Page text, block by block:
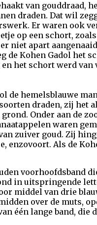
van
draden. Dat wil
Er waren ook
op een schort,
niet apart
de Kohen Gadol het
het schort werd
de hemelsblauwe
draden, zij het
Onder aan de
waren
zuiver goud. Zij
enzovoort. Als de
voorhoofdsband
in uitspringende
middel van drie
over de muts,
één lange band,